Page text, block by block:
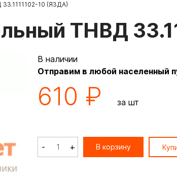
10 (ЯЗДА)
ТНВД
В наличии
Отправим в любой населенный
610 ₽ за шт
- + В корзину